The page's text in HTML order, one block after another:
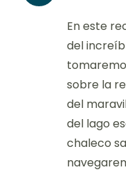
En este
del
sobre la
del
del lago
chaleco